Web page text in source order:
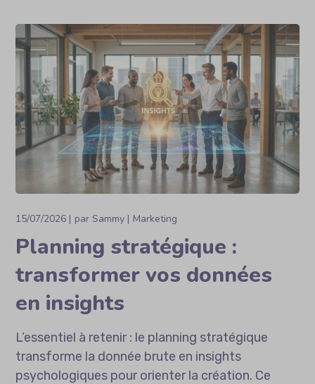
15/07/2026 parSammy Marketing
Planning stratégique :
transformer vos données
en insights
L’essentiel à retenir : le planning stratégique
transforme la donnée brute en insights
psychologiques pour orienter la création. Ce